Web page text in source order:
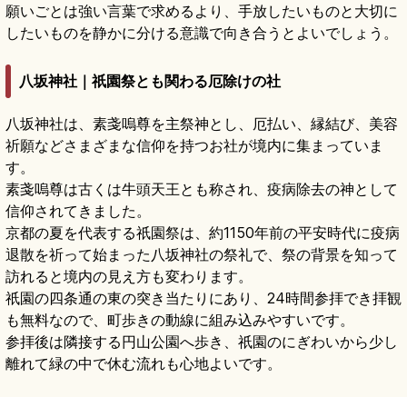
願いごとは強い言葉で求めるより、手放したいものと大切に
したいものを静かに分ける意識で向き合うとよいでしょう。
八坂神社｜祇園祭とも関わる厄除けの社
八坂神社は、素戔嗚尊を主祭神とし、厄払い、縁結び、美容
祈願などさまざまな信仰を持つお社が境内に集まっていま
す。
素戔嗚尊は古くは牛頭天王とも称され、疫病除去の神として
信仰されてきました。
京都の夏を代表する祇園祭は、約1150年前の平安時代に疫病
退散を祈って始まった八坂神社の祭礼で、祭の背景を知って
訪れると境内の見え方も変わります。
祇園の四条通の東の突き当たりにあり、24時間参拝でき拝観
も無料なので、町歩きの動線に組み込みやすいです。
参拝後は隣接する円山公園へ歩き、祇園のにぎわいから少し
離れて緑の中で休む流れも心地よいです。
京都・祇園祭｜八坂神社の山鉾巡行と宵山ガ